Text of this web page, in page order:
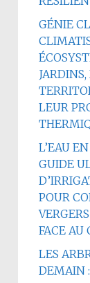
GÉNIE
LEUR
L’EAU
GUIDE
POUR
FACE
LES
DEMAIN